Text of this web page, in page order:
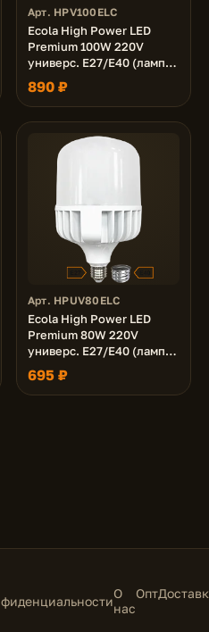
Арт. HPV100ELC
Ecola High Power LED
Premium 100W 220V
универс. E27/E40 (лампа)
4000K 240х150mm
890 ₽
Арт. HPUV80ELC
Ecola High Power LED
Premium 80W 220V
универс. E27/E40 (лампа)
4000K 210х120mm
695 ₽
О
нас
Опт